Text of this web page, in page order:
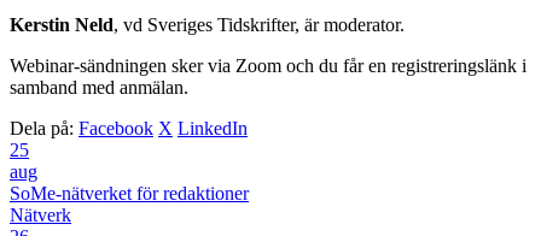
Kerstin Neld, vd Sveriges Tidskrifter, är moderator.
Webinar-sändningen sker via Zoom och du får en registreringslänk i
samband med anmälan.
Dela på: Facebook X LinkedIn
25
aug
SoMe-nätverket för redaktioner
Nätverk